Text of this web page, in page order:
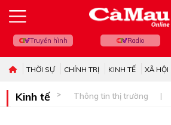
Truyền hình Radio
THỜI SỰ CHÍNH TRỊ KINH TẾ XÃ HỘI
Kinh tế Thông tin thị trường